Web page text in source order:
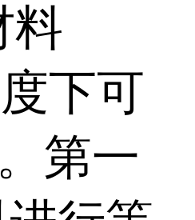
料
下可
第一